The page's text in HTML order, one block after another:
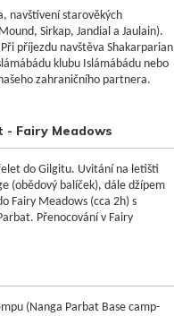
navštívenístarověkých
Mound, Sirkap, Jandial a Jaulain).
Při příjezdu navštěva Shakarparian
klubu Islámábádu nebo
zahraničního partnera.
- Fairy Meadows
do Gilgitu. Uvitání na letišti
(obědový balíček), dále džípem
Fairy Meadows (cca 2h) s
Přenocování v Fairy
(Nanga Parbat Base camp-